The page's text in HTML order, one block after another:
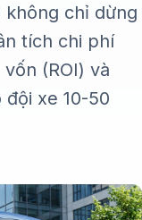
chỉ dừng
tích chi phí
(ROI) và
xe 10-50